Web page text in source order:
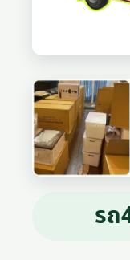
รถ